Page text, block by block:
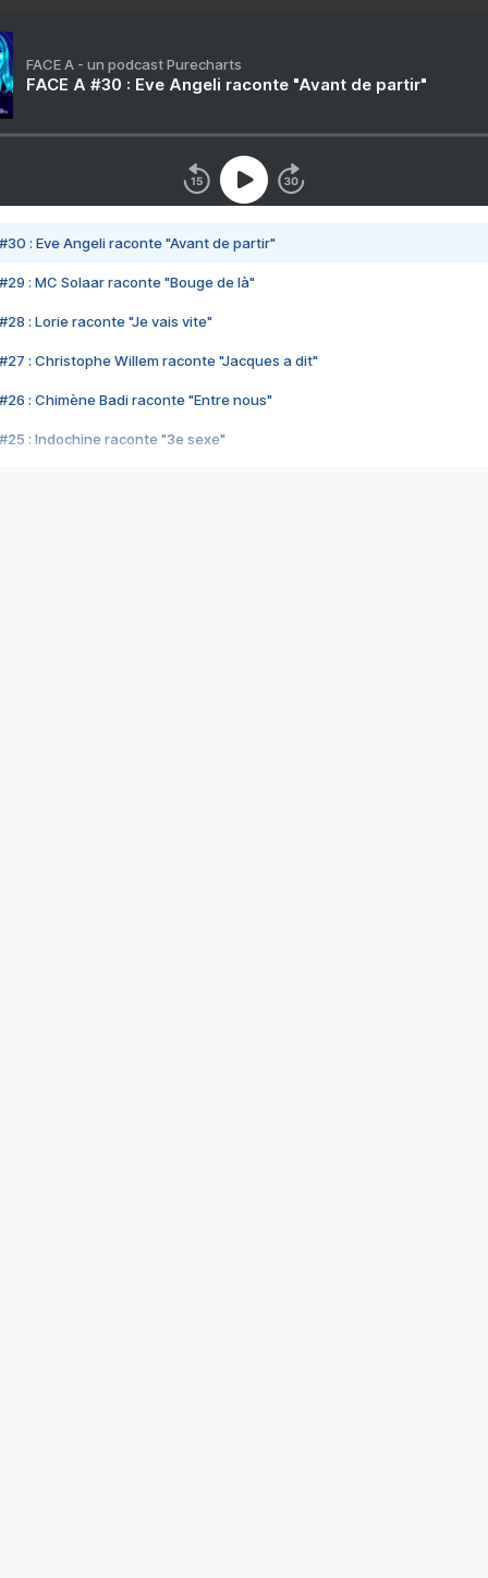
FACE A - un podcast Purecharts
FACE A #30 : Eve Angeli raconte "Avant de partir"
#30 : Eve Angeli raconte "Avant de partir"
#29 : MC Solaar raconte "Bouge de là"
#28 : Lorie raconte "Je vais vite"
#27 : Christophe Willem raconte "Jacques a dit"
#26 : Chimène Badi raconte "Entre nous"
#25 : Indochine raconte "3e sexe"